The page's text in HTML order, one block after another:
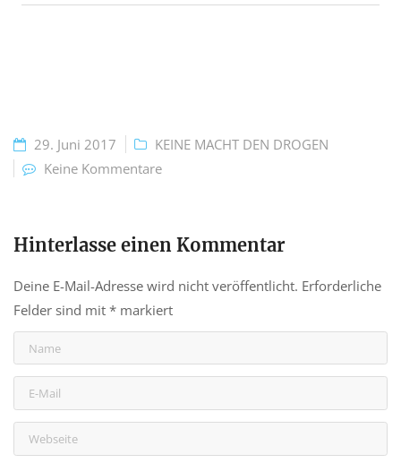
29. Juni 2017
KEINE MACHT DEN DROGEN
Keine Kommentare
Hinterlasse einen Kommentar
Deine E-Mail-Adresse wird nicht veröffentlicht. Erforderliche
Felder sind mit * markiert